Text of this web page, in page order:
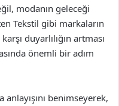
modanın geleceği
Tekstil gibi markaların
duyarlılığın artması
önemli bir adım
benimseyerek,